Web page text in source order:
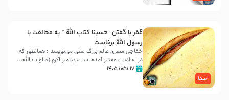
خلفا
عُمَر با گفتن “حسبنا كتاب اللّه ” به مخالفت با
رسول اللّه برخاست
خفاجی مصری عالم بزرگ سنی می‌نویسد : همانطور که
در احادیث معتبر آمده است، پیامبر اکرم (صلوات اللّه...
۱۷ /۰۵/ ۱۴۰۵